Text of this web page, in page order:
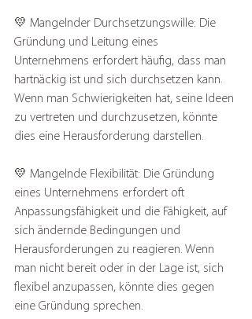
💛 Mangelnder Durchsetzungswille: Die
Gründung und Leitung eines
Unternehmens erfordert häufig, dass man
hartnäckig ist und sich durchsetzen kann.
Wenn man Schwierigkeiten hat, seine Ideen
zu vertreten und durchzusetzen, könnte
dies eine Herausforderung darstellen.
💛 Mangelnde Flexibilität: Die Gründung
eines Unternehmens erfordert oft
Anpassungsfähigkeit und die Fähigkeit, auf
sich ändernde Bedingungen und
Herausforderungen zu reagieren. Wenn
man nicht bereit oder in der Lage ist, sich
flexibel anzupassen, könnte dies gegen
eine Gründung sprechen.